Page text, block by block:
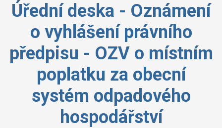
Úřední deska - Oznámení
o vyhlášení právního
předpisu - OZV o místním
poplatku za obecní
systém odpadového
hospodářství